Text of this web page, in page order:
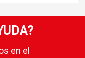
en el